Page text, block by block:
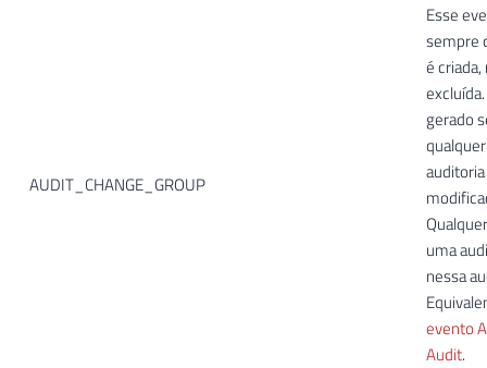
AUDIT_CHANGE_GROUP
Esse
sempre
é
gerado
uma
nessa
evento
Audit.